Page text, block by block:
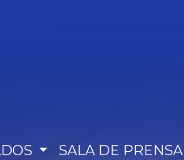
SALA DE PRENSA